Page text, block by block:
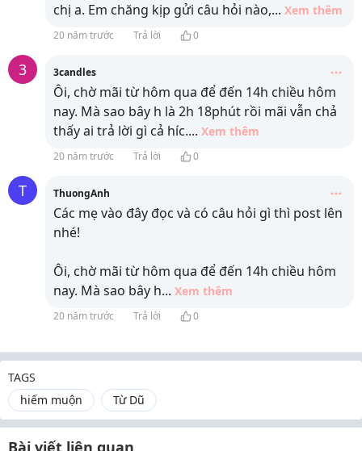
chị a. Em chăng kịp gửi câu hỏi nào,... Xem thêm
20 năm trước Trả lời 0
3 3candles
Ôi, chờ mãi từ hôm qua để đến 14h chiều hôm
nay. Mà sao bây h là 2h 18phút rồi mãi vẫn chả
thấy ai trả lời gì cả híc.... Xem thêm
20 năm trước Trả lời 0
T ThuongAnh
Các mẹ vào đây đọc và có câu hỏi gì thì post lên
nhé!
Ôi, chờ mãi từ hôm qua để đến 14h chiều hôm
nay. Mà sao bây h... Xem thêm
20 năm trước Trả lời 0
TAGS
hiếm muộn
Từ Dũ
Bài viết liên quan